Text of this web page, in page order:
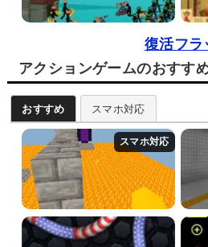
復活フラ
アクションゲームのおすす
おすすめ スマホ対応